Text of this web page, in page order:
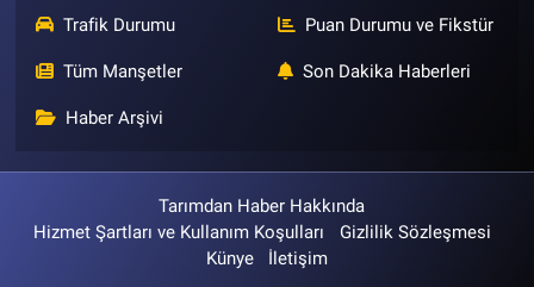
Trafik Durumu Puan Durumu ve Fikstür
Tüm Manşetler Son Dakika Haberleri
Haber Arşivi
Tarımdan Haber Hakkında
Hizmet Şartları ve Kullanım Koşulları
Gizlilik Sözleşmesi
Künye
İletişim